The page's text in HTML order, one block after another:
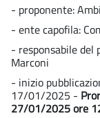
- proponente:
- ente capofila:
- responsabile del
Marconi
- inizio
17/01/2025 -
27/01/2025 ore